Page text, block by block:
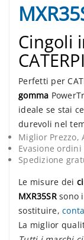
Cingoli
Perfetti per
gomma
ideale se stai
durevoli nel
Miglior Prezzo,
Evasione
Spedizione
Le misure dei
MXR35SRsono
sostituire,
La miglior